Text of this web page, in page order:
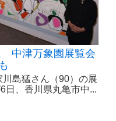
中津万象園展覧会
島猛さん（90）の展
日、香川県丸亀市中...